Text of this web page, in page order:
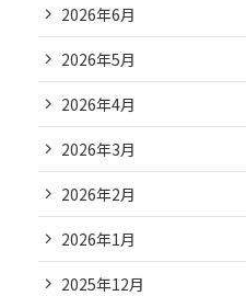
2026年6月
2026年5月
2026年4月
2026年3月
2026年2月
2026年1月
2025年12月